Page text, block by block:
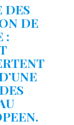
DES
DE
: